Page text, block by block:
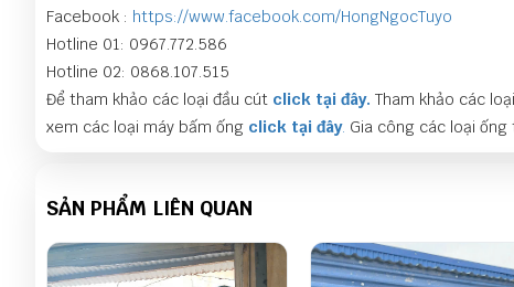
Facebook : https://www.facebook.com/HongNgocTuyo
Hotline 01: 0967.772.586
Hotline 02: 0868.107.515
Để tham khảo các loại đầu cút click tại đây. Tham khảo các
xem các loại máy bấm ống click tại đây. Gia công các loại
SẢN PHẨM LIÊN QUAN